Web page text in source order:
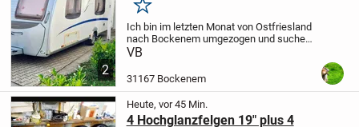
2
Merken
Ich bin im letzten Monat von Ostfriesland
nach Bockenem umgezogen und suche
jetzt dauerhaft hier in der Gegend einen
Scheune oder Halle mit permanentem...
VB
31167 Bockenem
Heute, vor 45 Min.
4 Hochglanzfelgen 19" plus 4